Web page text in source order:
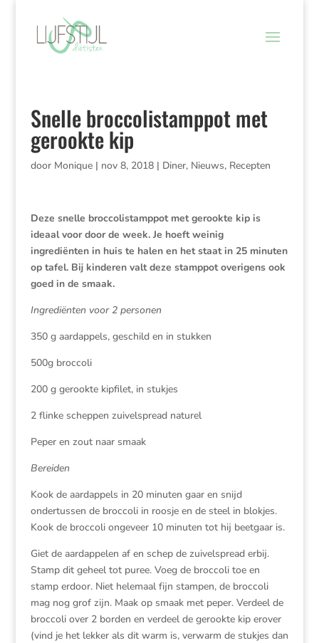
Snelle broccolistamppot met
gerookte kip
door Monique| nov 8, 2018| Diner, Nieuws, Recepten
Deze snelle broccolistamppot met gerookte kip is
ideaal voor door de week. Je hoeft weinig
ingrediënten in huis te halen en het staat in 25 minuten
op tafel. Bij kinderen valt deze stamppot overigens ook
goed in de smaak.
Ingrediënten voor 2 personen
350 g aardappels, geschild en in stukken
500g broccoli
200 g gerookte kipfilet, in stukjes
2 flinke scheppen zuivelspread naturel
Peper en zout naar smaak
Bereiden
Kook de aardappels in 20 minuten gaar en snijd
ondertussen de broccoli in roosje en de steel in blokjes.
Kook de broccoli ongeveer 10 minuten tot hij beetgaar is.
Giet de aardappelen af en schep de zuivelspread erbij.
Stamp dit geheel tot puree. Voeg de broccoli toe en
stamp erdoor. Niet helemaal fijn stampen, de broccoli
mag nog grof zijn. Maak op smaak met peper. Verdeel de
broccoli over 2 borden en verdeel de gerookte kip erover
(vind je het lekker als dit warm is, verwarm de stukjes dan